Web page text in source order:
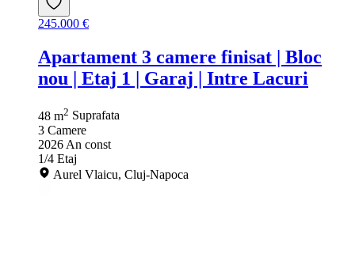
245.000 €
Apartament 3 camere finisat | Bloc
nou | Etaj 1 | Garaj | Intre Lacuri
48 m2 Suprafata
3 Camere
2026 An const
1/4 Etaj
Aurel Vlaicu, Cluj-Napoca